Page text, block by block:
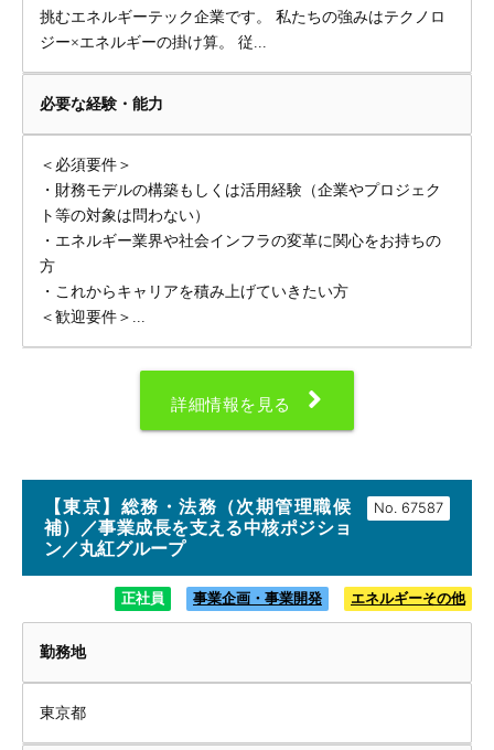
挑むエネルギーテック企業です。 私たちの強みはテクノロ
ジー×エネルギーの掛け算。 従...
必要な経験・能力
＜必須要件＞
・財務モデルの構築もしくは活用経験（企業やプロジェク
ト等の対象は問わない）
・エネルギー業界や社会インフラの変革に関心をお持ちの
方
・これからキャリアを積み上げていきたい方
＜歓迎要件＞...
詳細情報を見る
No.
【東京】総務・法務（次期管理職候
補）／事業成長を支える中核ポジショ
ン／丸紅グループ
正社員 事業企画・事業開発 エネルギーその他
勤務地
東京都